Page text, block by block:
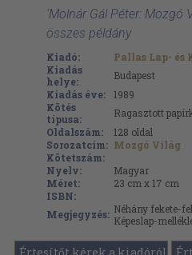
'Molnár Gál Péter: Mozgó
összes példány
Kiadó:
Pallas Lap-
Kiadás
helye:
Budapest
Kiadás éve:
1989
Kötés
típusa:
Ragasztott
Oldalszám:
128 oldal
Sorozatcím: Mozgó Világ
Kötetszám:
Nyelv:
Magyar
Méret:
23 cm x 17 cm
ISBN:
Megjegyzés: Néhány fekete-
Képeslap-